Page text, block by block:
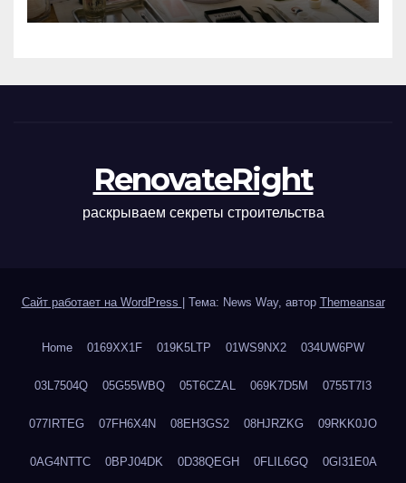
наращивания ресниц и
RenovateRight
раскрываем секреты строительства
Сайт работает на WordPress Тема: News Way, автор Themeansar
Home 0169XX1F 019K5LTP 01WS9NX2 034UW6PW
03L7504Q 05G55WBQ 05T6CZAL 069K7D5M 0755T7I3
077IRTEG 07FH6X4N 08EH3GS2 08HJRZKG 09RKK0JO
0AG4NTTC 0BPJ04DK 0D38QEGH 0FLIL6GQ 0GI31E0A